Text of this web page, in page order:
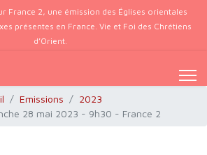
France 2, une émission des Églises orientales
présentes en France. Vie et Foi des Chrétiens
d’Orient.
Emissions
2023
28 mai 2023 - 9h30 - France 2